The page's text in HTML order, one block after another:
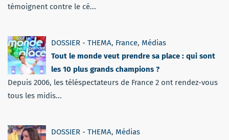
témoignent contre le cé...
DOSSIER - THEMA, France, Médias
Tout le monde veut prendre sa place : qui sont
les 10 plus grands champions ?
Depuis 2006, les téléspectateurs de France 2 ont rendez-vous
tous les midis...
DOSSIER - THEMA, Médias